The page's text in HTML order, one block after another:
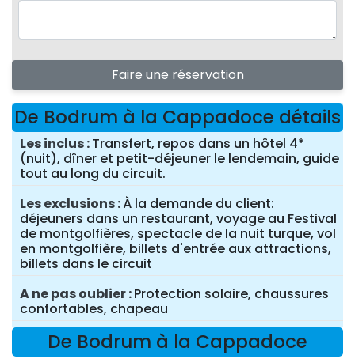
Faire une réservation
De Bodrum à la Cappadoce détails
Les inclus Transfert, repos dans un hôtel 4*
(nuit), dîner et petit-déjeuner le lendemain, guide
tout au long du circuit.
Les exclusions À la demande du client:
déjeuners dans un restaurant, voyage au Festival
de montgolfières, spectacle de la nuit turque, vol
en montgolfière, billets d'entrée aux attractions,
billets dans le circuit
A ne pas oublier Protection solaire, chaussures
confortables, chapeau
De Bodrum à la Cappadoce